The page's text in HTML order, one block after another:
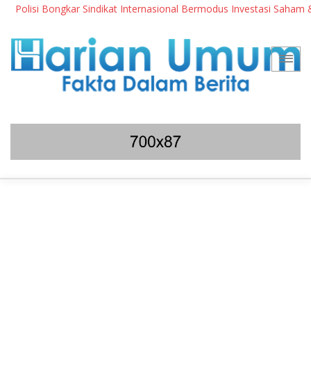
Bongkar Sindikat Internasional Bermodus Investasi Saham &